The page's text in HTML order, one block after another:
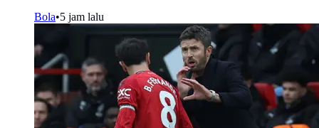
Bola•5 jam lalu